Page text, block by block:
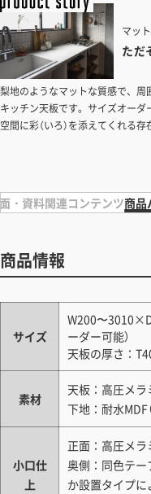
マッ
ただ​
梨地のような​マットな​質感で、​
キッチン天板です。​サイズオーダ
空間に彩（いろ）を添えてくれる存
・資料関連コンテンツ商品
商品情報
サイズ
W200〜
ーダー可能）
天板の厚さ：
素材
天板：高圧メラ
下地：耐水MDF
小口仕
上
正面：高圧メ
奥側：同色テー
か設置タイプに